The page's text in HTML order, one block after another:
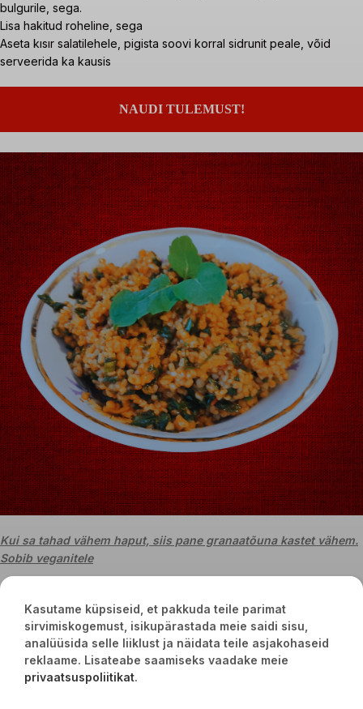
bulgurile, sega.
Lisa hakitud roheline, sega
Aseta kısır salatilehele, pigista soovi korral sidrunit peale, võid
serveerida ka kausis
NAUDI TULEMUST!
Kui sa tahad vähem haput, siis pane granaatõuna kastet vähem.
Sobib veganitele
Kasutame küpsiseid, et pakkuda teile parimat
sirvimiskogemust, isikupärastada meie saidi sisu,
analüüsida selle liiklust ja näidata teile asjakohaseid
reklaame. Lisateabe saamiseks vaadake meie
privaatsuspoliitikat.